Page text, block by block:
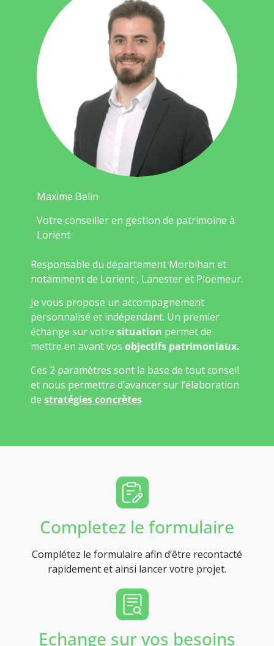
Maxime Belin
Votre conseiller en gestion de patrimoine à
Lorient
Responsable du département Morbihan et
notamment de Lorient , Lanester et Ploemeur.
Je vous propose un accompagnement
personnalisé et indépendant. Un premier
échange sur votre situation permet de
mettre en avant vos objectifs patrimoniaux.
Ces 2 paramètres sont la base de tout conseil
et nous permettra d’avancer sur l’élaboration
de stratégies concrètes
Completez le formulaire
Complétez le formulaire afin d’être recontacté
rapidement et ainsi lancer votre projet.
Echange sur vos besoins